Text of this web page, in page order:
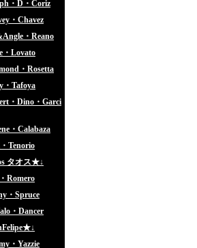
・D・Coriz
・Chavez
・Reano
Lovato
・Rosetta
Tafoya
・Dino・Garci
・Calabaza
Tenorio
タオス★↓
Romero
・Spruce
・Dancer
・Yazzie